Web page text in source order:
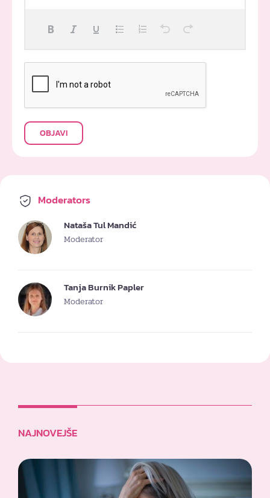
OBJAVI
Moderators
Nataša Tul Mandić
Moderator
Tanja Burnik Papler
Moderator
NAJNOVEJŠE